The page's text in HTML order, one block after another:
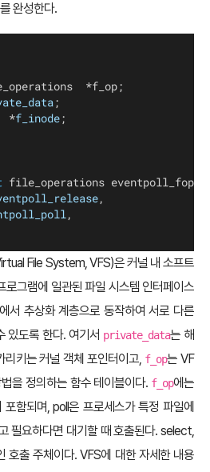
완성한다.
file_operations	*f_op;
;
			*
f_inode;
file_operations eventpoll_fops
,
,
File System, VFS)은 커널 내 소프트
로그램에 일관된 파일 시스템 인터페이스
서 추상화 계층으로 동작하여 서로 다른
있도록 한다. 여기서 private_data는 해
키는 커널 객체 포인터이고, f_op는 VF
을 정의하는 함수 테이블이다. f_op에는
함되며, poll은 프로세스가 특정 파일에
필요하다면 대기할 때 호출된다. select,
호출 주체이다. VFS에 대한 자세한 내용